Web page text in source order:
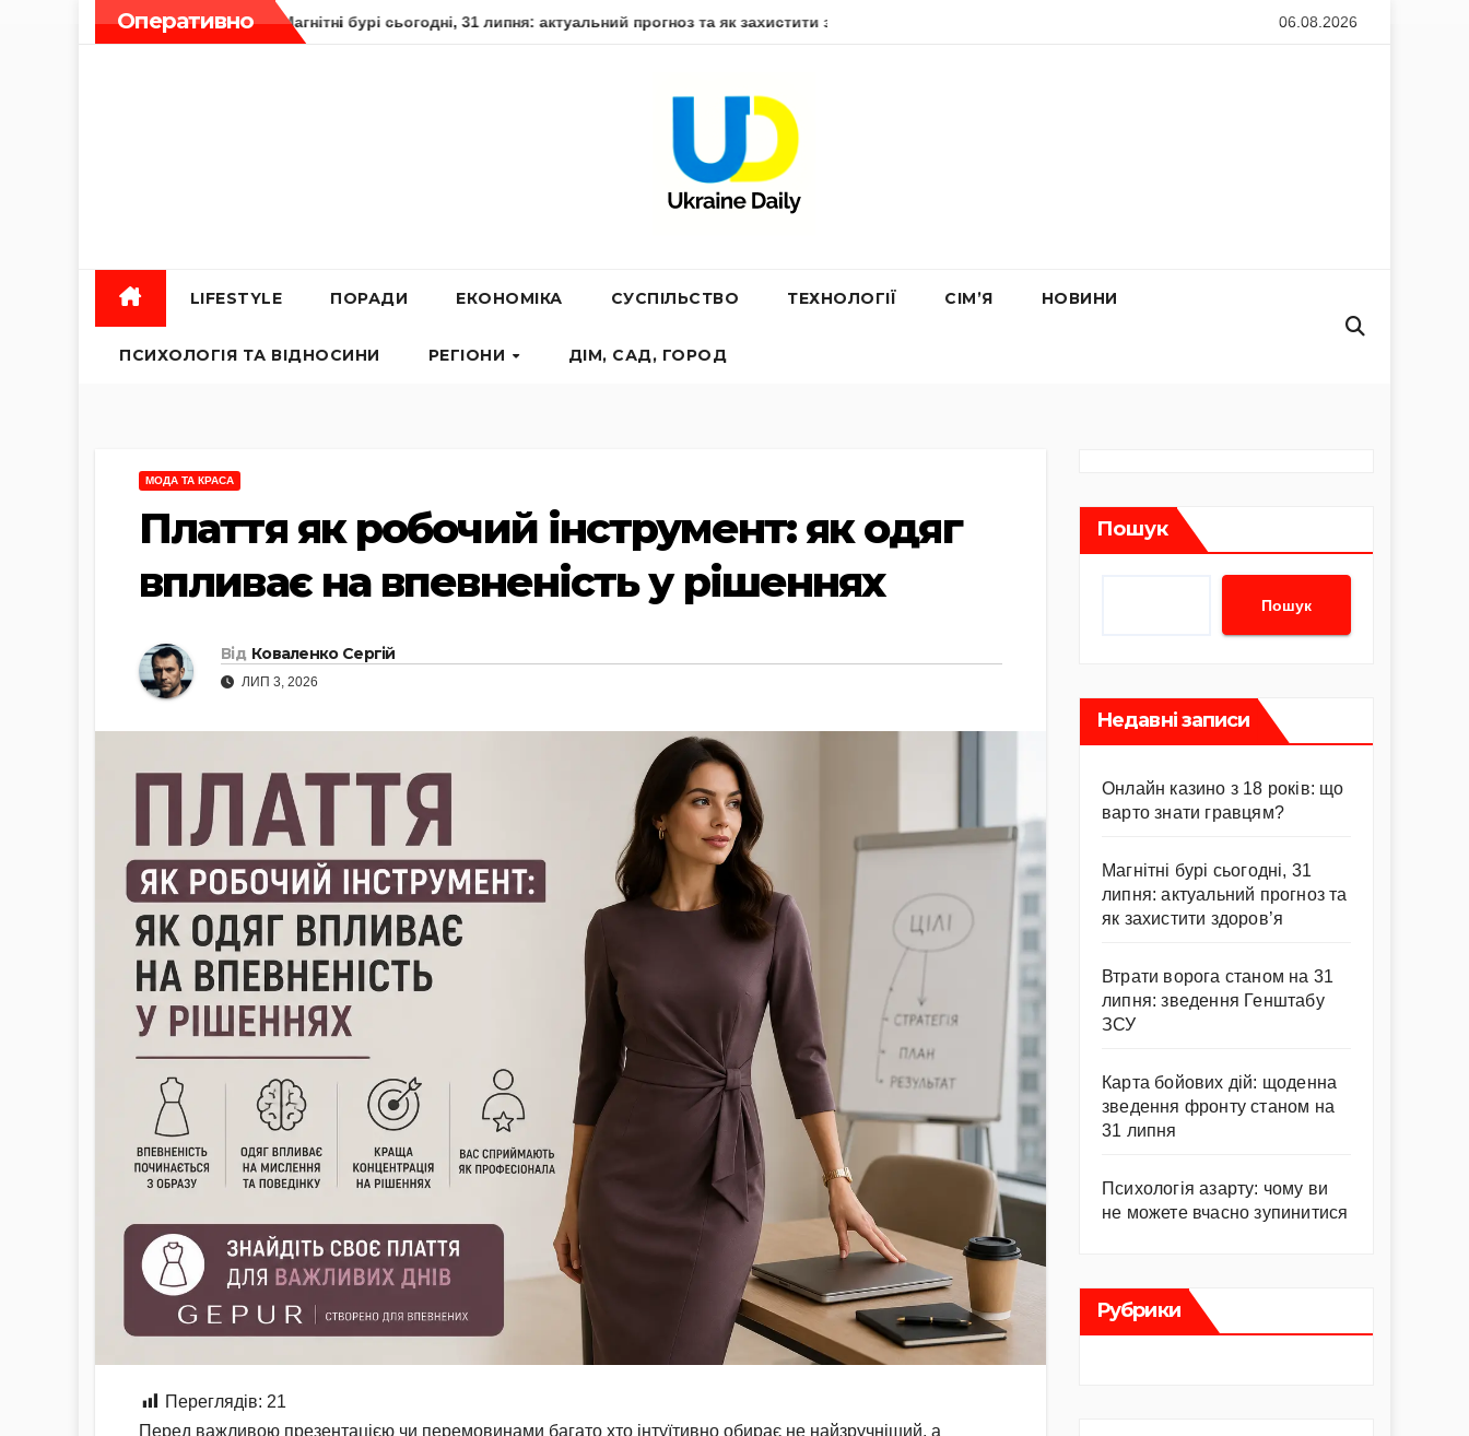
Оперативно
гравцям? Магнітні бурі сьогодні, 31 липня: актуальний прогноз та як захистити здоров’я Втрати ворога станом на 31 липня: зведення Генштабу ЗСУ Карта бойових
06.08.2026
LIFESTYLE ПОРАДИ ЕКОНОМІКА СУСПІЛЬСТВО ТЕХНОЛОГІЇ СІМ’Я НОВИНИ
ПСИХОЛОГІЯ ТА ВІДНОСИНИ РЕГІОНИ ДІМ, САД, ГОРОД
МОДА ТА КРАСА
Плаття як робочий інструмент: як одяг
впливає на впевненість у рішеннях
Від Коваленко Сергій
ЛИП 3, 2026
Переглядів: 21
Перед важливою презентацією чи перемовинами багато хто інтуїтивно обирає не найзручніший, а
Пошук
Пошук
Недавні записи
Онлайн казино з 18 років: що
варто знати гравцям?
Магнітні бурі сьогодні, 31
липня: актуальний прогноз та
як захистити здоров’я
Втрати ворога станом на 31
липня: зведення Генштабу
ЗСУ
Карта бойових дій: щоденна
зведення фронту станом на
31 липня
Психологія азарту: чому ви
не можете вчасно зупинитися
Рубрики